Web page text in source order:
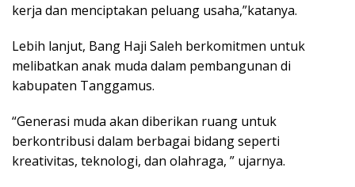
kerja dan menciptakan peluang usaha,”katanya.
Lebih lanjut, Bang Haji Saleh berkomitmen untuk
melibatkan anak muda dalam pembangunan di
kabupaten Tanggamus.
“Generasi muda akan diberikan ruang untuk
berkontribusi dalam berbagai bidang seperti
kreativitas, teknologi, dan olahraga, ” ujarnya.